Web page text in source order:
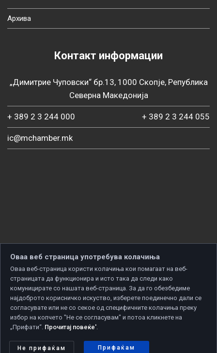
Архива
Контакт информации
„Димитрие Чуповски“ бр.13, 1000 Скопје, Република
Северна Македонија
+ 389 2 3 244 000 + 389 2 3 244 055
ic@mchamber.mk
Copyright © 2026 Developed by
Политика за приватност | Политика за колачиња
Оваа веб страница употребува колачиња
Оваа веб-страница користи колачиња кои помагаат на веб-
страницата да функционира и исто така да следи како
комуницирате со нашата веб-страница. За да го обезбедиме
најдоброто корисничко искуство, изберете поединечно дали се
согласувате или не со секое од специфичните колачиња преку
избор на копчето "Не се согласувам" и потоа кликнете на
„Прифати“. Прочитај повеќе'.
Не прифаќам Прифаќам